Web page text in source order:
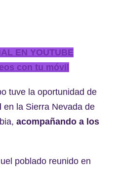
EN YOUTUBE
con tu móvil
tuve la oportunidad de
en la Sierra Nevada de
acompañando a los
poblado reunido en